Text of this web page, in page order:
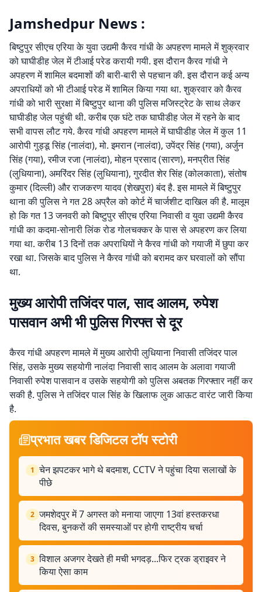
Jamshedpur News :
बिष्टुपुर सीएच एरिया के युवा उद्यमी कैरव गांधी के अपहरण मामले में शुक्रवार
को घाघीडीह जेल में टीआई परेड करायी गयी. इस दौरान कैरव गांधी ने
अपहरण में शामिल बदमाशों की बारी-बारी से पहचान की. इस दौरान कई अन्य
अपराधियों को भी टीआई परेड में शामिल किया गया था. शुक्रवार को कैरव
गांधी को भारी सुरक्षा में बिष्टुपुर थाना की पुलिस मजिस्ट्रेट के साथ लेकर
घाघीडीह जेल पहुंची थी. करीब एक घंटे तक घाघीडीह जेल में रहने के बाद
सभी वापस लौट गये. कैरव गांधी अपहरण मामले में घाघीडीह जेल में कुल 11
आरोपी गुड्डू सिंह (नालंदा), मो. इमरान (नालंदा), उपेंद्र सिंह (गया), अर्जुन
सिंह (गया), रमीज रजा (नालंदा), मोहन प्रसाद (सारण), मनप्रीत सिंह
(लुधियाना), अमरिंदर सिंह (लुधियाना), गुरदीत शेर सिंह (कोलकाता), संतोष
कुमार (दिल्ली) और राजकरण यादव (शेखपुरा) बंद है. इस मामले में बिष्टुपुर
थाना की पुलिस ने गत 28 अप्रैल को कोर्ट में चार्जशीट दाखिल की है. मालूम
हो कि गत 13 जनवरी को बिष्टुपुर सीएच एरिया निवासी व युवा उद्यमी कैरव
गांधी का कदमा-सोनारी लिंक रोड गोलचक्कर के पास से अपहरण कर लिया
गया था. करीब 13 दिनों तक अपराधियों ने कैरव गांधी को गयाजी में छुपा कर
रखा था. जिसके बाद पुलिस ने कैरव गांधी को बरामद कर घरवालों को सौंपा
था.
मुख्य आरोपी तजिंदर पाल, साद आलम, रुपेश
पासवान अभी भी पुलिस गिरफ्त से दूर
कैरव गांधी अपहरण मामले में मुख्य आरोपी लुधियाना निवासी तजिंदर पाल
सिंह, उसके मुख्य सहयोगी नालंदा निवासी साद आलम के अलावा गयाजी
निवासी रुपेश पासवान व उसके सहयोगी को पुलिस अबतक गिरफ्तार नहीं कर
सकी है. पुलिस ने तजिंदर पाल सिंह के खिलाफ लुक आऊट वारंट जारी किया
है.
प्रभात खबर डिजिटल टॉप स्टोरी
1 चेन झपटकर भागे थे बदमाश, CCTV ने पहुंचा दिया सलाखों के
पीछे
2 जमशेदपुर में 7 अगस्त को मनाया जाएगा 13वां हस्तकरधा
दिवस, बुनकरों की समस्याओं पर होगी राष्ट्रीय चर्चा
3 विशाल अजगर देखते ही मची भगदड़...फिर ट्रक ड्राइवर ने
किया ऐसा काम